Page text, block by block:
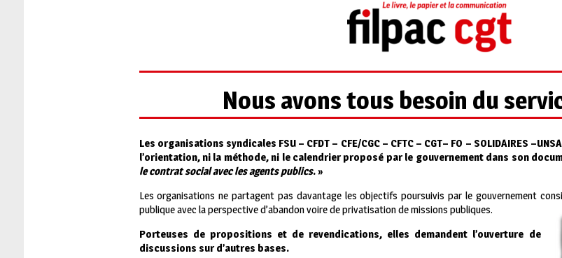
Nous avons tous besoin du
Les organisations syndicales FSU – CFDT – CFE/CGC – CFTC – CGT– FO – SOLIDAIRES
l’orientation, ni la méthode, ni le calendrier proposé par le gouvernement dans son
le contrat social avec les agents publics. »
Les organisations ne partagent pas davantage les objectifs poursuivis par le gouvernement
publique avec la perspective d’abandon voire de privatisation de missions publiques.
Porteuses de propositions et de revendications, elles demandent l’ouverture de
discussions sur d’autres bases.